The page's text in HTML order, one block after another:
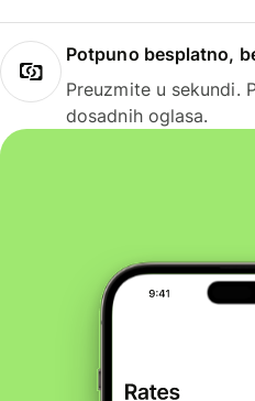
Potpuno besplatno,
Preuzmite u sekundi.
dosadnih oglasa.